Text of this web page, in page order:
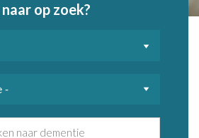
op zoek?